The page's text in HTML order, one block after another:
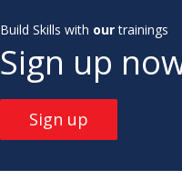
Build Skills with ourtrainings
Sign up
Sign up